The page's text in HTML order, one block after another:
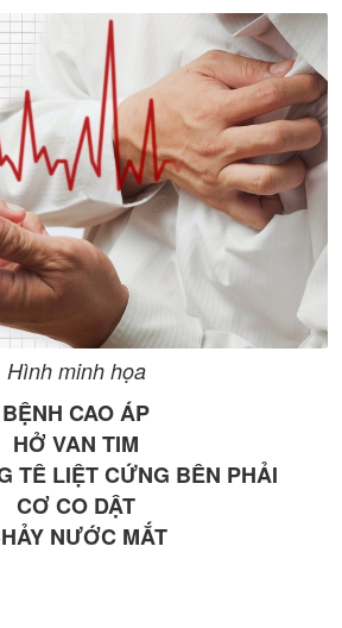
Hình minh họa
BỆNH CAO ÁP
HỞ VAN TIM
TÊ LIỆT CỨNG BÊN PHẢI
CƠ CO DẬT
NƯỚC MẮT